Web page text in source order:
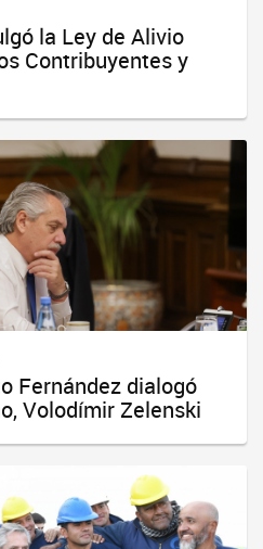
la Ley de Alivio
Contribuyentes y
Fernández dialogó
Volodímir Zelenski